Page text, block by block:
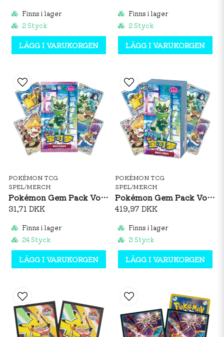
Finns i lager
2 Styck
LÄGG I VARUKORGEN
Finns i lager
2 Styck
LÄGG I VARUKORGEN
POKÉMON TCG
SPEL/MERCH
Pokémon Gem Pack Vol. 5 Booster Pack (S-CH)
31,71 DKK
Finns i lager
24 Styck
LÄGG I VARUKORGEN
POKÉMON TCG
SPEL/MERCH
Pokémon Gem Pack Vol. 5 Booster Box (S-CH)
419,97 DKK
Finns i lager
3 Styck
LÄGG I VARUKORGEN